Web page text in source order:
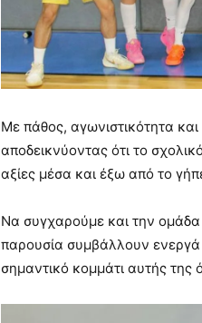
Με πάθος, αγωνιστικότητα
αποδεικνύοντας ότι το
αξίες μέσα και έξω από το
Να συγχαρούμε και την ομάδα
παρουσία συμβάλλουν ενεργά
σημαντικό κομμάτι αυτής της